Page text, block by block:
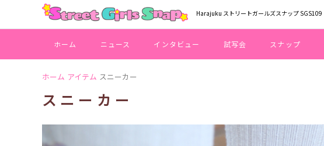
Harajuku ストリートガールズスナップ SGS109
ホーム ニュース インタビュー 試写会 スナップ
ホーム アイテム スニーカー
スニーカー